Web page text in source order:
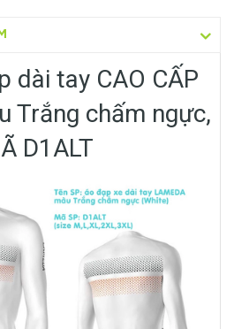
dài tay CAO CẤP
Trắng chấm ngực,
D1ALT